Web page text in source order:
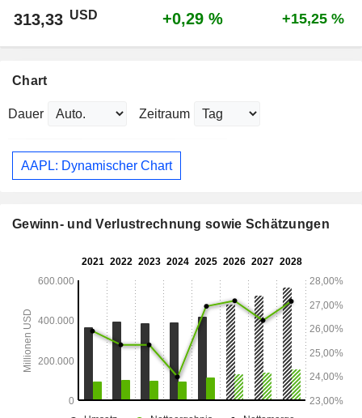
313,33 USD +0,29 % +15,25 %
Chart
Dauer Zeitraum
AAPL: Dynamischer Chart
Gewinn- und Verlustrechnung sowie Schätzungen